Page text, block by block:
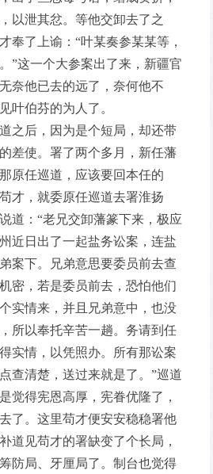
以泄其忿。等他交卸去了之
奉了上谕：“叶某奏参某某等，
”这一个大参案出了来，新疆官
奈他已去的远了，奈何他不
叶伯芬的为人了。
之后，因为是个短局，却还带
差使。署了两个多月，新任藩
原任巡道，应该要回本任的
才，就委原任巡道去署淮扬
道：“老兄交卸藩篆下来，极应
近日出了一起盐务讼案，连盐
案下。兄弟意思要委员前去查
密，若是委员前去，恐怕他们
实情来，并且兄弟意中，也没
所以奉托辛苦一趟。务请到任
实情，以凭照办。所有那讼案
查清楚，送过来就是了。”巡道
觉得宪恩高厚，宪眷优隆了，
了。这里苟才便安安稳稳署他
道见苟才的署缺变了个长局，
防局、牙厘局了。制台也觉得